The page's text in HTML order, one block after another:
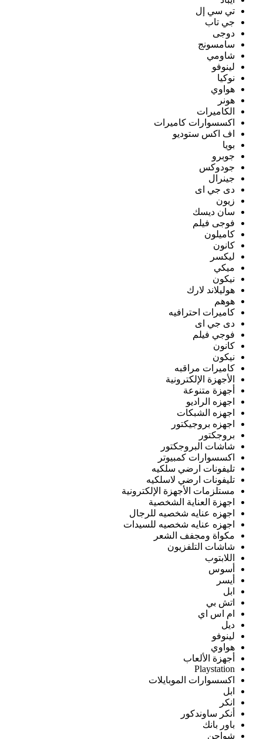
تي سي إل
جي تاب
دوجى
سامسونج
شاومي
لينوفو
نوكيا
هواوي
هونر
الكاميرات
اكسسوارات كاميرات
اف اكس ستوديو
بويا
جوبرو
جودوكس
جينرال
دى جي اى
زيون
سان ديسك
فوجى فيلم
كاميلون
كانون
ليكسر
ميكي
نيكون
هوليلاند لارك
هوهم
كاميرات احترافيه
دى جي اى
فوجي فيلم
كانون
نيكون
كاميرات مراقبه
الأجهزة الإلكترونية
أجهزة متنوعة
اجهزه الراديو
اجهزه الشبكات
اجهزه بروجيكتور
بروجكتور
شاشات البروجكتور
اكسسوارات كمبيوتر
تليفونات ارضي سلكيه
تليفونات ارضي لاسلكيه
مستلزمات الأجهزة الإلكترونية
اجهزة العناية الشخصية
اجهزه عنايه شخصيه للرجال
اجهزه عنايه شخصيه للسيدات
مكواة ومجفف الشعر
شاشات التلفزيون
اللابتوب
أسوس
أيسر
ابل
اتش بي
ام اس اي
ديل
لينوفو
هواوي
أجهزة الألعاب
Playstation
اكسسوارات الموبايلات
ابل
انكر
أنكر ساوندكور
باور بانك
شواحن